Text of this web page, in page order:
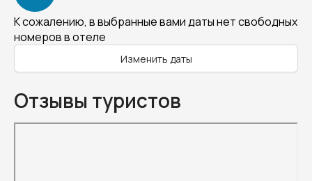
К сожалению, в выбранные вами даты нет свободных
номеров в отеле
Изменить даты
Отзывы туристов